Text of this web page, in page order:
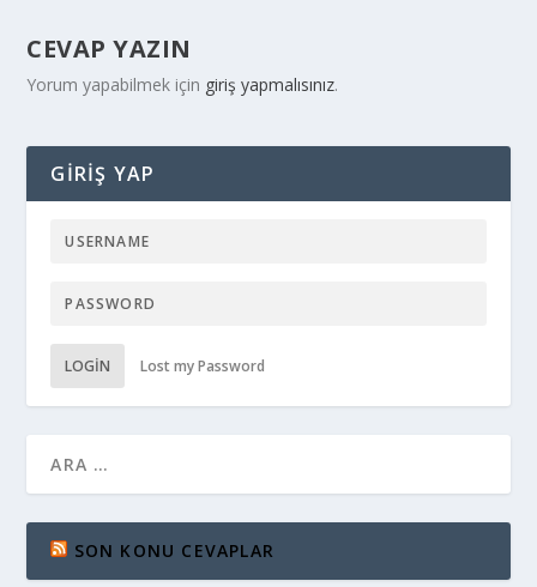
CEVAP YAZIN
Yorum yapabilmek için giriş yapmalısınız.
GIRIŞ YAP
LOGIN Lost my Password
SON KONU CEVAPLAR